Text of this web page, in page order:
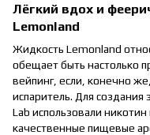
Лёгкий вдох и
Lemonland
Жидкость Lemonland
обещает быть настолько
вейпинг, если, конечно
испаритель. Для
Lab использовали
качественные пищевые